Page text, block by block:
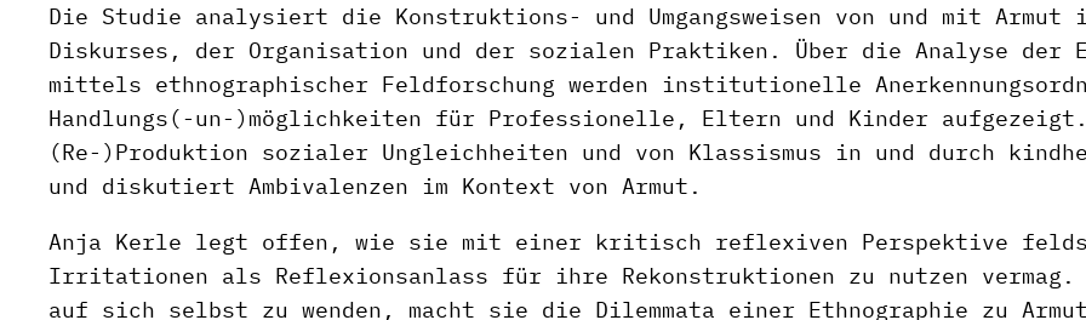
Die Studie analysiert die Konstruktions- und Umgangsweisen von und mit Armut
Diskurses, der Organisation und der sozialen Praktiken. Über die Analyse der
mittels ethnographischer Feldforschung werden institutionelle
Handlungs(-un-)möglichkeiten für Professionelle, Eltern und Kinder
(Re-)Produktion sozialer Ungleichheiten und von Klassismus in und durch
und diskutiert Ambivalenzen im Kontext von Armut.
Anja Kerle legt offen, wie sie mit einer kritisch reflexiven Perspektive
Irritationen als Reflexionsanlass für ihre Rekonstruktionen zu nutzen
auf sich selbst zu wenden, macht sie die Dilemmata einer Ethnographie zu